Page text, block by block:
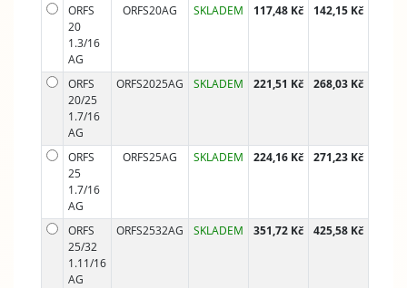
ORFS
20
1.3/16
AG
ORFS20AG SKLADEM 117,48 Kč 142,15 Kč
ORFS
20/25
1.7/16
AG
ORFS2025AG SKLADEM 221,51 Kč 268,03 Kč
ORFS
25
1.7/16
AG
ORFS25AG SKLADEM 224,16 Kč 271,23 Kč
ORFS
25/32
1.11/16
AG
ORFS2532AG SKLADEM 351,72 Kč 425,58 Kč